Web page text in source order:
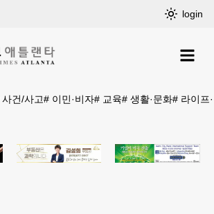
login
사건/사고# 이민·비자# 교육# 생활·문화# 라이프